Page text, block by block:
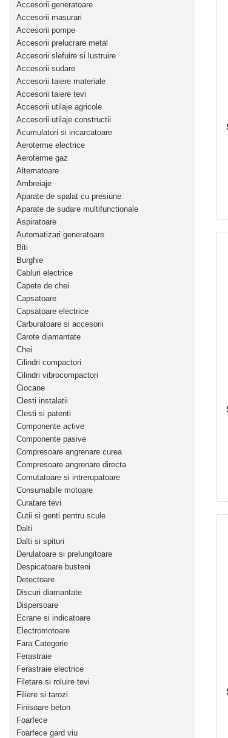
Masini de tuns animale
Alte produse si accesorii
Organizare si depozitare
Piese de schimb
Scari, transport si ridicat
Motoare electrice
Motoare benzina
Motoare diesel
Atomizoare
Pompe de stropit electrice
Pompe de stropit manuale
Accesorii pompe de stropit
Sere si solarii
Plase umbrire
Plantator rasaduri
Distribuitoare sare sau seminte
Semanatori
Sere
Aparat spalat cu presiune
Batoze porumb
Bricolaj
Casa si Gradina
Curatare pavaj
Echipamente pentru atelier
Grill-uri si gratare
Lopeti pentru zapada
Unelte pentru gradina
Drujbe
Accesorii drujbe
Drujbe cu acumulator
Drujbe electrice
Drujbe pe benzina
Echipamente ferma
Freze pentru zapada
Instalatii sanitare
Intretinere
Masini de maturat si accesorii
Masini de tuns iarba
Accesorii motocositoare
Accesorii pentru masini de tuns
Polizoare unghiulare (flex-uri)
Ciocane Rotopercutoare
Pistoale de vopsit
Fierastraie electrice
Motoburghie
Acumulatori
Detector metale
Fierastraie circulare
Incarcatoare pentru acumulatori
Masini de slefuit
Multifunctionale
Pistoale cu aer cald
Pistoale de lipit
Polizoare electrice
Rindele electrice
Role si prelungitoare
Trimmer electric
Echipamente electrice
Aeroterme industriale
Aparate de aer conditionat
Bormasini cu coloana
Masini de frezat
Suflanta pentru frunze
Scule de mana
Capsatoare electrice
Diverse scule de mana
Scripeti si macarale
Scule multifuncționale
Telemetre Digitale
Topoare
Aparate de sudura
Accesorii aparate sudura
Aparate de sudura cu plasma
Invertoare sudura - IGBT / MMA
Aspiratoare
Accesorii auto
Compresoare aer
Echipamente industriale de
brichetare / peletizare
Echipamente pentru protectia
muncii
Pistoale de lipit
Accesorii generatoare
Accesorii masurari
Accesorii pompe
Accesorii prelucrare metal
Accesorii slefuire si lustruire
Accesorii sudare
Accesorii taiere materiale
Accesorii taiere tevi
Accesorii utilaje agricole
Accesorii utilaje constructii
Acumulatori si incarcatoare
Aeroterme electrice
Aeroterme gaz
Alternatoare
Ambreiaje
Aparate de spalat cu presiune
Aparate de sudare multifunctionale
Aspiratoare
Automatizari generatoare
Biti
Burghie
Cabluri electrice
Capete de chei
Capsatoare
Capsatoare electrice
Carburatoare si accesorii
Carote diamantate
Chei
Cilindri compactori
Cilindri vibrocompactori
Ciocane
Clesti instalatii
Clesti si patenti
Componente active
Componente pasive
Compresoare angrenare curea
Compresoare angrenare directa
Comutatoare si intrerupatoare
Consumabile motoare
Curatare tevi
Cutii si genti pentru scule
Dalti
Dalti si spituri
Derulatoare si prelungitoare
Despicatoare busteni
Detectoare
Discuri diamantate
Dispersoare
Ecrane si indicatoare
Electromotoare
Fara Categorie
Ferastraie
Ferastraie electrice
Filetare si roluire tevi
Filiere si tarozi
Finisoare beton
Foarfece
Foarfece gard viu